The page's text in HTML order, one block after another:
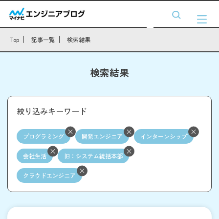
Top 記事一覧 検索結果
検索結果
絞り込みキーワード
プログラミング 開発エンジニア インターンシップ
会社生活 旧：システム統括本部
クラウドエンジニア